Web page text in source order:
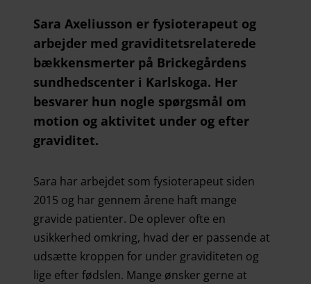
Sara Axeliusson er fysioterapeut og
arbejder med graviditetsrelaterede
bækkensmerter på Brickegårdens
sundhedscenter i Karlskoga. Her
besvarer hun nogle spørgsmål om
motion og aktivitet under og efter
graviditet.
Sara har arbejdet som fysioterapeut siden
2015 og har gennem årene haft mange
gravide patienter. De oplever ofte en
usikkerhed omkring, hvad der er passende at
udsætte kroppen for under graviditeten og
lige efter fødslen. Mange ønsker gerne at